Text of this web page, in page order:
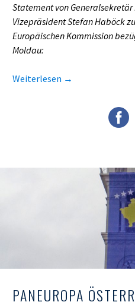
Statement von Generalsekretär
VizepräsidentStefan Haböck
Europäischen Kommission
Moldau:
Weiterlesen →
PANEUROPA